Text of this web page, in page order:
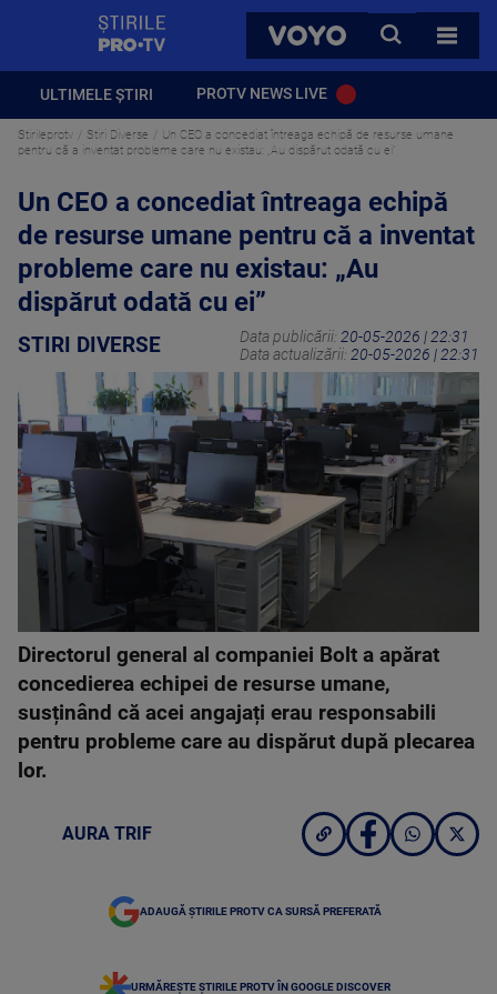
VOYO
CAUTA
TOATE
ULTIMELE ȘTIRI PROTV NEWS LIVE
Stirileprotv Stiri Diverse
Un CEO a concediat întreaga echipă de resurse umane
pentru că a inventat probleme care nu existau: „Au dispărut odată cu ei”
Un CEO a concediat întreaga echipă
de resurse umane pentru că a inventat
probleme care nu existau: „Au
dispărut odată cu ei”
STIRI DIVERSE Data publicării: 20-05-2026 | 22:31
Data actualizării: 20-05-2026 | 22:31
Directorul general al companiei Bolt a apărat
concedierea echipei de resurse umane,
susținând că acei angajați erau responsabili
pentru probleme care au dispărut după plecarea
lor.
AURA TRIF
ADAUGĂ ȘTIRILE PROTV CA SURSĂ PREFERATĂ
URMĂREȘTE ȘTIRILE PROTV ÎN GOOGLE DISCOVER